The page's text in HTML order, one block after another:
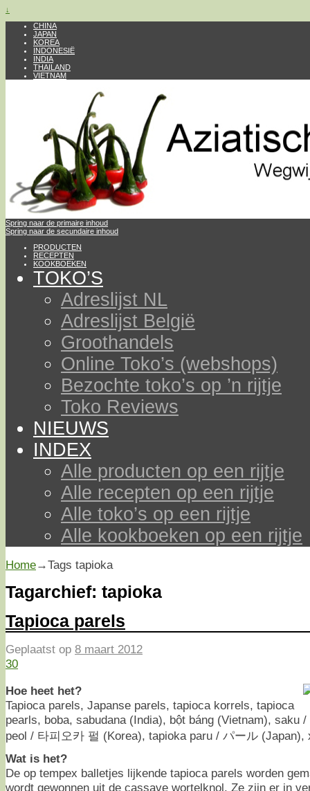
↓
CHINA
JAPAN
KOREA
INDONESIË
INDIA
THAILAND
VIETNAM
Spring naar de primaire inhoud
Spring naar de secundaire inhoud
PRODUCTEN
RECEPTEN
KOOKBOEKEN
TOKO’S
Adreslijst NL
Adreslijst België
Groothandels
Online Toko’s (webshops)
Bezochte toko’s op ’n rijtje
Toko Reviews
NIEUWS
INDEX
Alle producten op een rijtje
Alle recepten op een rijtje
Alle toko’s op een rijtje
Alle kookboeken op een rijtje
Home→Tags tapioka
Tagarchief: tapioka
Tapioca parels
Geplaatst op 8 maart 2012
30
Hoe heet het?
Tapioca parels, Japanse parels, tapioca korrels, tapioca
pearls, boba, sabudana (India), bột báng (Vietnam), saku
peol / 타피오카 펄 (Korea), tapioka paru / パール
Wat is het?
De op tempex balletjes lijkende tapioca parels worden
wordt gewonnen uit de cassave wortelknol. Ze zijn er in